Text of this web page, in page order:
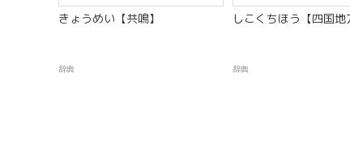
きょうめい【共鳴】
辞典
しこくちほう【四国地
辞典